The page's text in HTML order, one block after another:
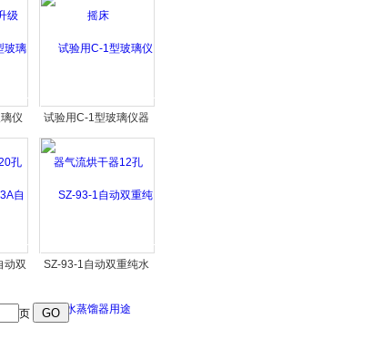
仪
孔
试验用C-1型玻璃仪器
气流烘干器12孔
动双
SZ-93-1自动双重纯水
页